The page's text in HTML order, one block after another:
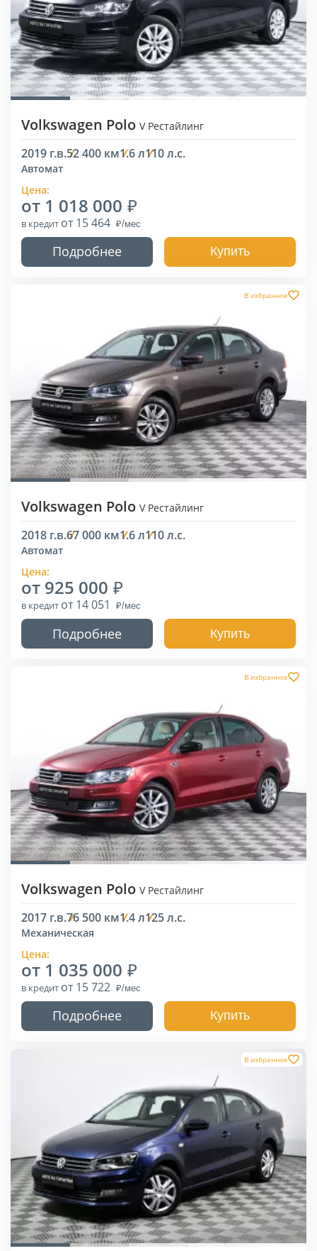
Volkswagen Polo V Рестайлинг
2019 г.в.52 400 км1.6 л110 л.с.
Автомат
Цена:
от 1 018 000
в кредит от 15 464
Подробнее Купить
В избранное
Volkswagen Polo V Рестайлинг
2018 г.в.67 000 км1.6 л110 л.с.
Автомат
Цена:
от 925 000
в кредит от 14 051
Подробнее Купить
В избранное
Volkswagen Polo V Рестайлинг
2017 г.в.76 500 км1.4 л125 л.с.
Механическая
Цена:
от 1 035 000
в кредит от 15 722
Подробнее Купить
В избранное